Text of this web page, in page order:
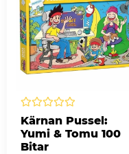
Kärnan Pussel:
Yumi & Tomu 100
Bitar